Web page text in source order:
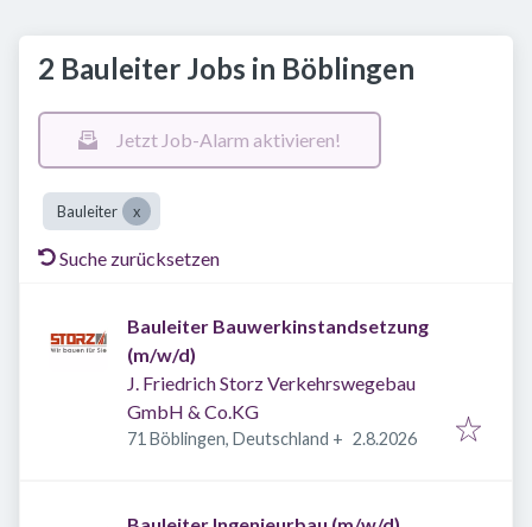
2 Bauleiter Jobs in Böblingen
Jetzt Job-Alarm aktivieren!
Bauleiter
Suche zurücksetzen
Bauleiter Bauwerkinstandsetzung
(m/w/d)
J. Friedrich Storz Verkehrswegebau
GmbH & Co.KG
71 Böblingen, Deutschland + Veröffentlicht:
2.8.2026